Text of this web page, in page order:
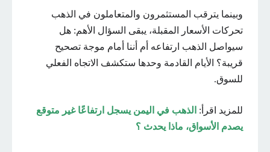
وبينما يترقب المستثمرون والمتعاملون في الذهب
تحركات الأسعار المقبلة، يبقى السؤال الأهم: هل
سيواصل الذهب ارتفاعه أم أننا أمام موجة تصحيح
قريبة؟ الأيام القادمة وحدها ستكشف الاتجاه الفعلي
للسوق.
للمزيد اقرأ: الذهب في اليمن يسجل ارتفاعًا غير متوقع
يصدم الأسواق، ماذا يحدث ؟